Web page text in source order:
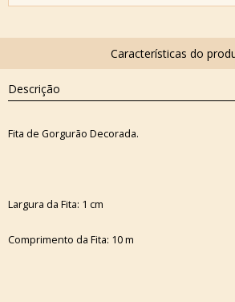
Descrição
Fita de Gorgurão Decorada.
Largura da Fita: 1 cm
Comprimento da Fita: 10 m